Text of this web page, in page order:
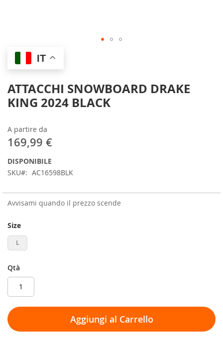
IT
ATTACCHI SNOWBOARD DRAKE
KING 2024 BLACK
A partire da
169,99 €
DISPONIBILE
SKU
AC16598BLK
Avvisami quando il prezzo scende
Size
L
Qtà
Aggiungi al Carrello
Skip
the
of
the